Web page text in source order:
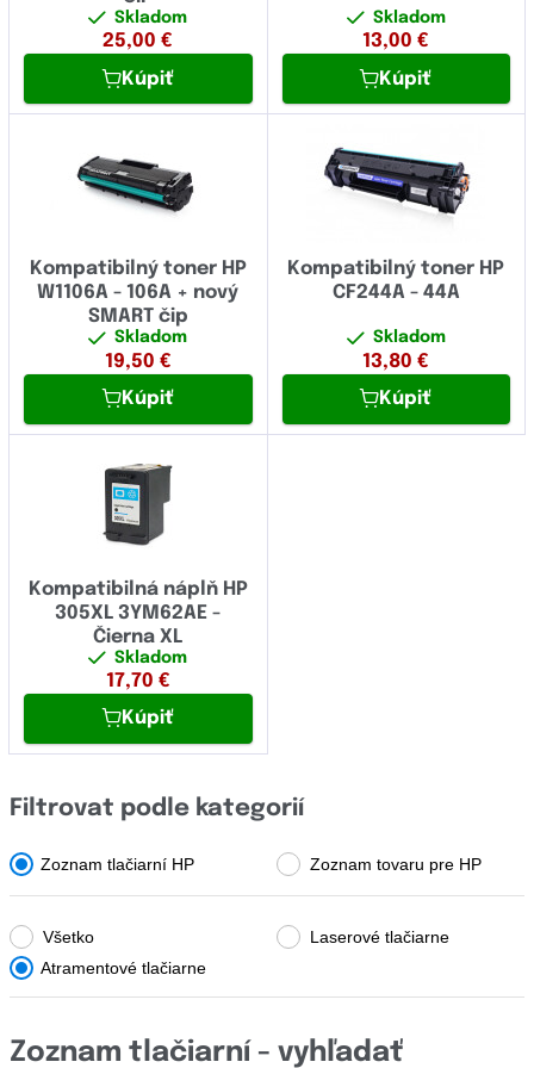
Fullmark
Image
Konica Minolta
Kyocera
Lexmark
OKI
Olivetti
Panasonic
Philips
Printronix
Ricoh
Samsung
Sharp
Star Micronics
Color LaserJet
Color LaserJet Enterprise
Color LaserJet Pro
Color Printer
DesignJet
DeskWriter
Digital Copier
Fax
Ink Tank
LaserJet
LaserJet Enterprise
LaserJet Tank
PSC
PageWide
Professional
Skladom
25,00 €
Kúpiť
Skladom
13,00 €
Kúpiť
Kompatibilný toner HP
W1106A - 106A + nový
SMART čip
Skladom
19,50 €
Kúpiť
Kompatibilný toner HP
CF244A - 44A
Skladom
13,80 €
Kúpiť
Kompatibilná náplň HP
305XL 3YM62AE -
Čierna XL
Skladom
17,70 €
Kúpiť
Filtrovat podle kategorií
Zoznam tlačiarní HP Zoznam tovaru pre HP
Všetko
Laserové tlačiarne
Atramentové tlačiarne
Zoznam tlačiarní - vyhľadať